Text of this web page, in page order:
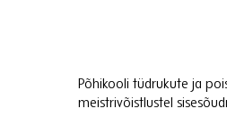
Põhikooli tüdrukute ja
meistrivõistlustel